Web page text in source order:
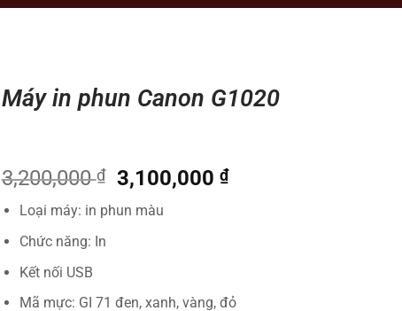
Máy in phun Canon G1020
3,200,000₫
Giá
gốc
là:
3,100,000 ₫Giá
Loại máy: in phun màu
Chức năng: In
Kết nối USB
Mã mực: GI 71 đen, xanh, vàng, đỏ